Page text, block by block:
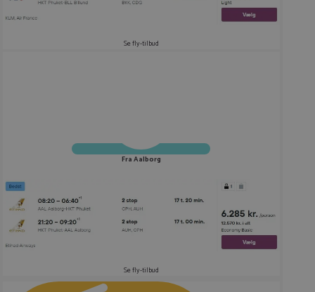
Se fly-tilbud
Fra Aalborg
Se fly-tilbud